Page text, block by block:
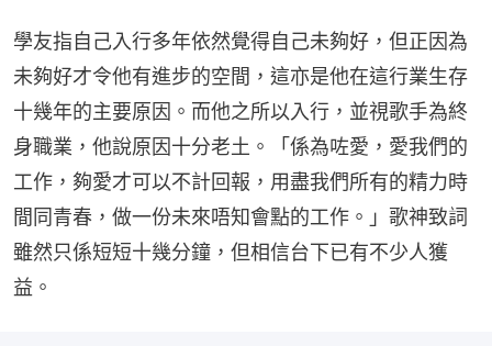
學友指自己入行多年依然覺得自己未夠好，但正因為
未夠好才令他有進步的空間，這亦是他在這行業生存
十幾年的主要原因。而他之所以入行，並視歌手為終
身職業，他說原因十分老土。「係為咗愛，愛我們的
工作，夠愛才可以不計回報，用盡我們所有的精力時
間同青春，做一份未來唔知會點的工作。」歌神致詞
雖然只係短短十幾分鐘，但相信台下已有不少人獲
益。